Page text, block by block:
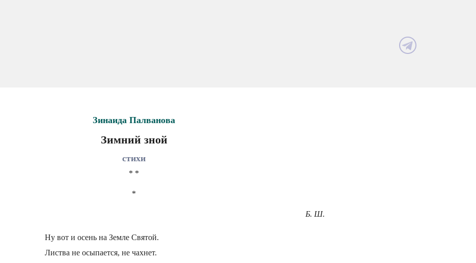
Зинаида Палванова
Зимний зной
стихи
* *
*
Б. Ш.
Ну вот и осень на Земле Святой.
Листва не осыпается, не чахнет.